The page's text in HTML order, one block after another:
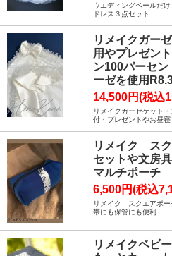
ウエディングベールだ
ドレス３点セット
リメイクガー
用やプレゼン
ン100パーセ
ーゼを使用
14,500円(税込
リメイクガーゼケット
付・プレゼントやお昼寝
リメイク ス
セットや文房
マルチポーチ
6,500円(税込
リメイク スクエアポ
帯にも保管にも便利
リメイクベビ